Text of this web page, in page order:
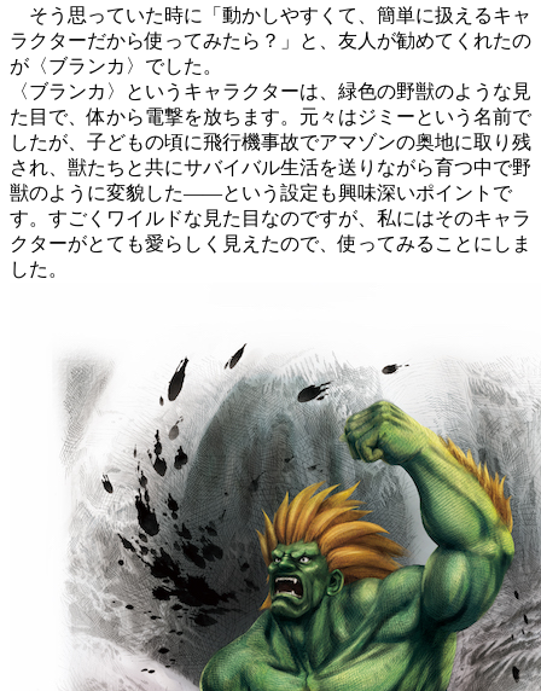
そう思っていた時に「動かしやすくて、簡単に扱えるキャ
ラクターだから使ってみたら？」と、友人が勧めてくれたの
が〈ブランカ〉でした。
〈ブランカ〉というキャラクターは、緑色の野獣のような見
た目で、体から電撃を放ちます。元々はジミーという名前で
したが、子どもの頃に飛行機事故でアマゾンの奥地に取り残
され、獣たちと共にサバイバル生活を送りながら育つ中で野
獣のように変貌した――という設定も興味深いポイントで
す。すごくワイルドな見た目なのですが、私にはそのキャラ
クターがとても愛らしく見えたので、使ってみることにしま
した。